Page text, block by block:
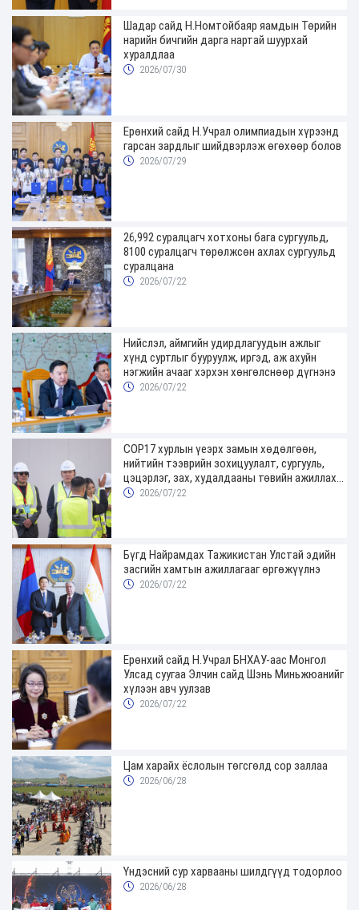
Шадар сайд Н.Номтойбаяр яамдын Төрийн
нарийн бичгийн дарга нартай шуурхай
хуралдлаа
2026/07/30
Ерөнхий сайд Н.Учрал олимпиадын хүрээнд
гарсан зардлыг шийдвэрлэж өгөхөөр болов
2026/07/29
26,992 суралцагч хотхоны бага сургуульд,
8100 суралцагч төрөлжсөн ахлах сургуульд
суралцана
2026/07/22
Нийслэл, аймгийн удирдлагуудын ажлыг
хүнд суртлыг бууруулж, иргэд, аж ахуйн
нэгжийн ачааг хэрхэн хөнгөлснөөр дүгнэнэ
2026/07/22
COP17 хурлын үеэрх замын хөдөлгөөн,
нийтийн тээврийн зохицуулалт, сургууль,
цэцэрлэг, зах, худалдааны төвийн ажиллах
хуваарийг гаргаж, иргэдэд мэдээлэхийг
2026/07/22
Бүгд Найрамдах Тажикистан Улстай эдийн
засгийн хамтын ажиллагааг өргөжүүлнэ
2026/07/22
Ерөнхий сайд Н.Учрал БНХАУ-аас Монгол
Улсад суугаа Элчин сайд Шэнь Миньжюанийг
хүлээн авч уулзав
2026/07/22
Цам харайх ёслолын төгсгөлд сор заллаа
2026/06/28
Үндэсний сур харвааны шилдгүүд тодорлоо
2026/06/28